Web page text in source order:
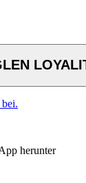
herunter